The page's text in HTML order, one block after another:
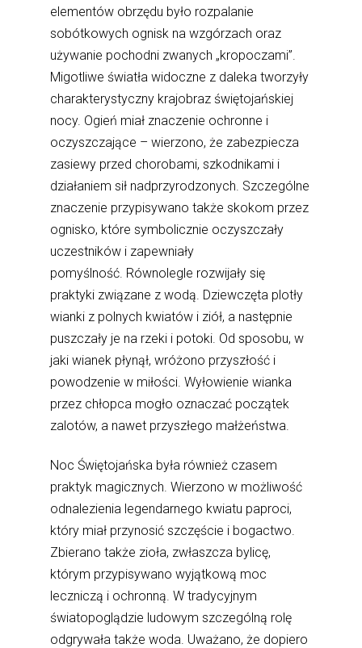
elementów obrzędu było rozpalanie
sobótkowych ognisk na wzgórzach oraz
używanie pochodni zwanych „kropoczami”.
Migotliwe światła widoczne z daleka tworzyły
charakterystyczny krajobraz świętojańskiej
nocy. Ogień miał znaczenie ochronne i
oczyszczające – wierzono, że zabezpiecza
zasiewy przed chorobami, szkodnikami i
działaniem sił nadprzyrodzonych. Szczególne
znaczenie przypisywano także skokom przez
ognisko, które symbolicznie oczyszczały
uczestników i zapewniały
pomyślność. Równolegle rozwijały się
praktyki związane z wodą. Dziewczęta plotły
wianki z polnych kwiatów i ziół, a następnie
puszczały je na rzeki i potoki. Od sposobu, w
jaki wianek płynął, wróżono przyszłość i
powodzenie w miłości. Wyłowienie wianka
przez chłopca mogło oznaczać początek
zalotów, a nawet przyszłego małżeństwa.
Noc Świętojańska była również czasem
praktyk magicznych. Wierzono w możliwość
odnalezienia legendarnego kwiatu paproci,
który miał przynosić szczęście i bogactwo.
Zbierano także zioła, zwłaszcza bylicę,
którym przypisywano wyjątkową moc
leczniczą i ochronną. W tradycyjnym
światopoglądzie ludowym szczególną rolę
odgrywała także woda. Uważano, że dopiero